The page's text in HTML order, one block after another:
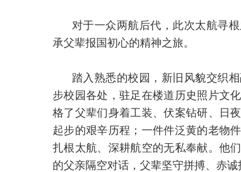
对于一众两航后代，此次太航寻
承父辈报国初心的精神之旅。
踏入熟悉的校园，新旧风貌交织
步校园各处，驻足在楼道历史照片文
格了父辈们身着工装、伏案钻研、日
起步的艰辛历程；一件件泛黄的老物
扎根太航、深耕航空的无私奉献。他
的父亲隔空对话，父辈坚守拼搏、赤诚